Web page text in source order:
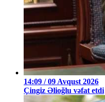
14:09 / 09 Avqust 2026
Çingiz Əlioğlu vəfat etdi